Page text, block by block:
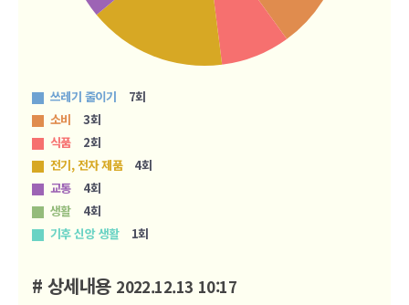
쓰레기 줄이기
7회
소비
3회
식품
2회
전기, 전자 제품
4회
교통
4회
생활
4회
기후 신앙 생활
1회
# 상세내용 2022.12.13 10:17